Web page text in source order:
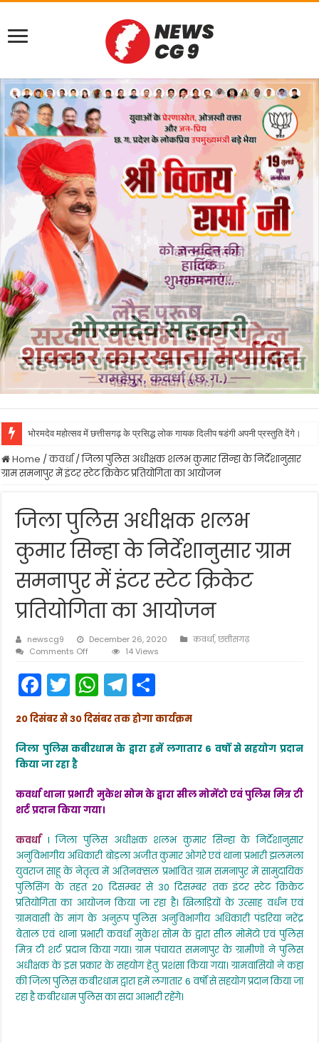
भोरमदेव महोत्सव में छत्तीसगढ़ के प्रसिद्ध लोक गायक दिलीप षडंगी अपनी प्रस्तुति देंगे।
Home /कवर्धा/जिला पुलिस अधीक्षक शलभ कुमार सिन्हा के निर्देशानुसार
ग्राम समनापुर में इंटर स्टेट क्रिकेट प्रतियोगिता का आयोजन
जिला पुलिस अधीक्षक शलभ
कुमार सिन्हा के निर्देशानुसार ग्राम
समनापुर में इंटर स्टेट क्रिकेट
प्रतियोगिता का आयोजन
newscg9 December 26, 2020 कवर्धा,छत्तीसगढ़
Comments Off
पुलिस
अधीक्षक
शलभ
कुमार
सिन्हा
निर्देशानुसार
इंटर
स्टेट
प्रतियोगिता
का
आयोजन
14 Views
F
a
c
e
b
o
o
k
T
w
itt
er
W
h
a
ts
p
p
T
el
e
gr
m
h
ar
e
20 दिसंबर से 30 दिसंबर तक होगा कार्यक्रम
जिला पुलिस कबीरधाम के द्वारा हमें लगातार 6 वर्षों से सहयोग प्रदान
किया जा रहा है
कवर्धा थाना प्रभारी मुकेश सोम के द्वारा सील मोमेंटो एवं पुलिस मित्र टी
शर्ट प्रदान किया गया।
कवर्धाl जिला पुलिस अधीक्षक शलभ कुमार सिन्हा के निर्देशानुसार
अनुविभागीय अधिकारी बोड़ला अजीत कुमार ओगरे एवं थाना प्रभारी झलमला
युवराज साहू के नेतृत्व में अतिनक्सल प्रभावित ग्राम समनापुर में सामुदायिक
पुलिसिंग के तहत 20 दिसम्बर से 30 दिसम्बर तक इंटर स्टेट क्रिकेट
प्रतियोगिता का आयोजन किया जा रहा है। खिलाड़ियों के उत्साह वर्धन एवं
ग्रामवासी के मांग के अनुरूप पुलिस अनुविभागीय अधिकारी पंडरिया नरेंद्र
बेताल एवं थाना प्रभारी कवर्धा मुकेश सोम के द्वारा सील मोमेंटो एवं पुलिस
मित्र टी शर्ट प्रदान किया गया। ग्राम पंचायत समनापुर के ग्रामीणों ने पुलिस
अधीक्षक के इस प्रकार के सहयोग हेतु प्रशंसा किया गया। ग्रामवासियों ने कहा
की जिला पुलिस कबीरधाम द्वारा हमें लगातार 6 वर्षों से सहयोग प्रदान किया जा
रहा है कबीरधाम पुलिस का सदा आभारी रहेंगे।